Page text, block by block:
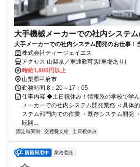
大手機械メーカーでの社内システ
大手メーカーでの社内システム開発のお仕事！
です☆【山梨県】
株式会社ティージェイエス
アクセス 山梨県／車通勤可(駐車場あり)
時給1,800円以上
山梨県甲府市
勤務時間 8：20～17：05
仕事内容 ◆土日祝休み！情報系の学校で学
メーカーでの社内システム開発業務 ＜具体
ステム部門内での作業 ・既存システム開発
既開...
固定時間制 交通費支給 土日祝休み
業務委託